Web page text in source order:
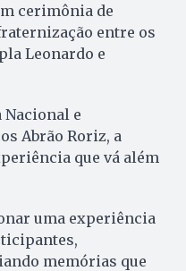
cerimônia de
entre os
Leonardo e
Nacional e
Abrão Roriz, a
que vá além
uma experiência
memórias que